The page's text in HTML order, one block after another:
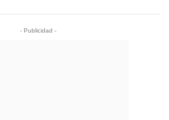
- Publicidad -